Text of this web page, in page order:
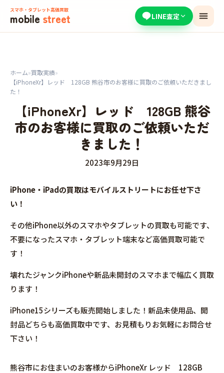
スマホ・タブレット高価買取
mobile street LINE査定
ホーム»買取実績»
【iPhoneXr】レッド 128GB 熊谷市のお客様に買取のご依頼いただきまし
た！
【iPhoneXr】レッド 128GB 熊谷
市のお客様に買取のご依頼いただ
きました！
2023年9月29日
iPhone・iPadの買取はモバイルストリートにお任せ下さ
い！
その他iPhone以外のスマホやタブレットの買取も可能です、
不要になったスマホ・タブレット端末など高価買取可能で
す！
壊れたジャンクiPhoneや新品未開封のスマホまで幅広く買取
ります！
iPhone15シリーズも販売開始しました！新品未使用品、開
封品どちらも高価買取中です、お見積もりお気軽にお問合せ
下さい！
熊谷市にお住まいのお客様からiPhoneXr レッド 128GB